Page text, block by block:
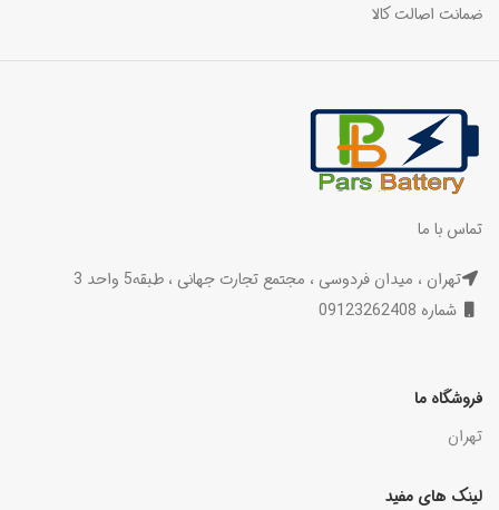
ضمانت اصالت کالا
تماس با ما
تهران ، میدان فردوسی ، مجتمع تجارت جهانی ، طبقه5 واحد 3
شماره 09123262408
فروشگاه ما
تهران
لینک های مفید